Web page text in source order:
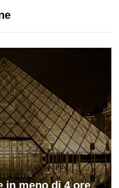
in meno di 4 ore